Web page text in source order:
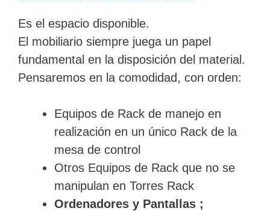
Es el espacio disponible.
El mobiliario siempre juega un papel
fundamental en la disposición del material.
Pensaremos en la comodidad, con orden:
Equipos de Rack de manejo en
realización en un único Rack de la
mesa de control
Otros Equipos de Rack que no se
manipulan en Torres Rack
Ordenadores y Pantallas ;